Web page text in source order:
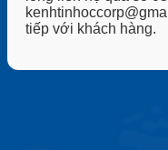
tiếp với khách hàng.